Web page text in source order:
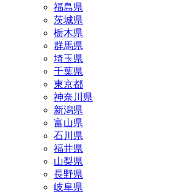
福島県
茨城県
栃木県
群馬県
埼玉県
千葉県
東京都
神奈川県
新潟県
富山県
石川県
福井県
山梨県
長野県
岐阜県